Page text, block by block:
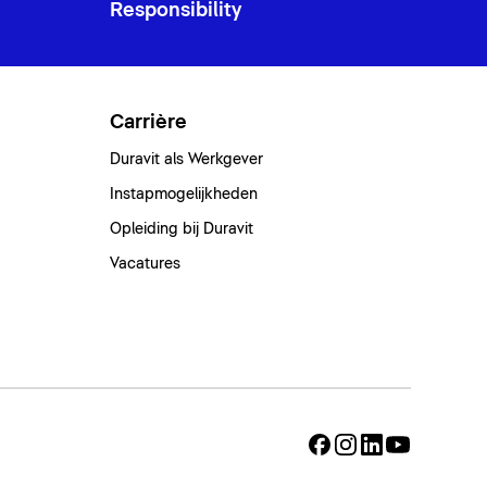
Responsibility
Carrière
Duravit als Werkgever
Instapmogelijkheden
Opleiding bij Duravit
Vacatures